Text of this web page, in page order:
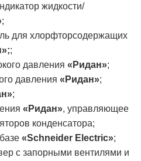
жидкости/
;
для хлорфторсодержащих
;
давления «Ридан»;
давления «Ридан»;
;
«Ридан», управляющее
конденсатора;
«Schneider Electric»;
с запорными вентилями и